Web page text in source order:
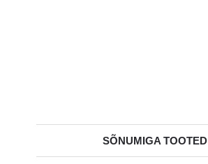
SÕNUMIGA TOOTED